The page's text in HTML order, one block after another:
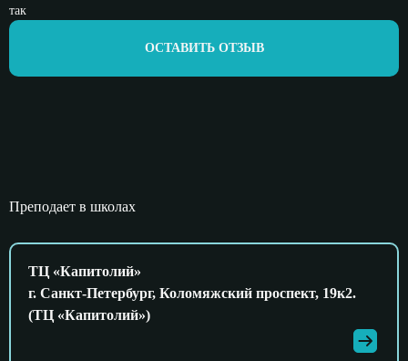
так
ОСТАВИТЬ ОТЗЫВ
Преподает в школах
ТЦ «Капитолий»
г. Санкт-Петербург, Коломяжский проспект, 19к2.
(ТЦ «Капитолий»)